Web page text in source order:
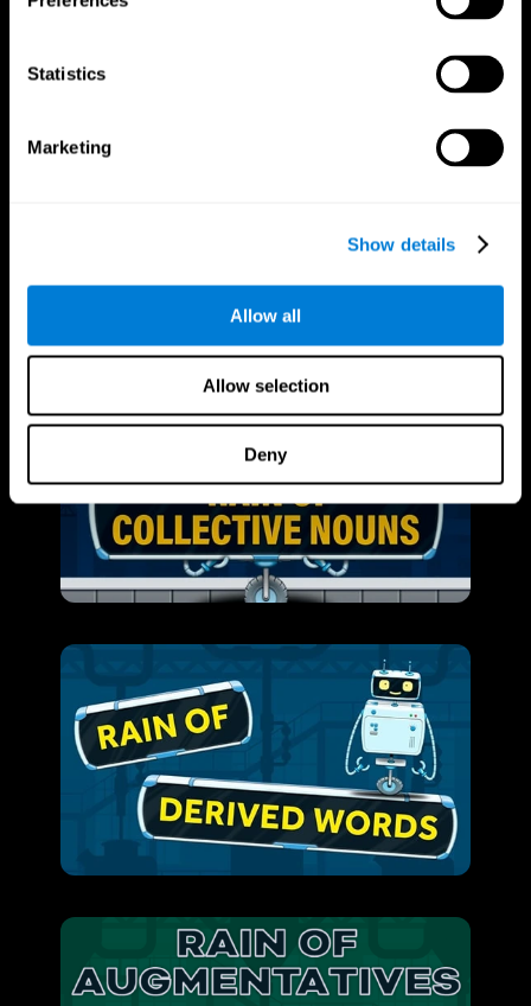
Statistics
Marketing
Show details
Allow all
Allow selection
Deny